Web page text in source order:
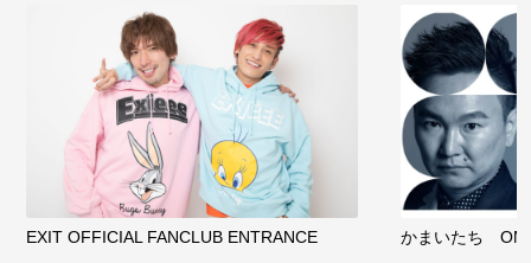
EXIT OFFICIAL FANCLUB ENTRANCE かまいたち